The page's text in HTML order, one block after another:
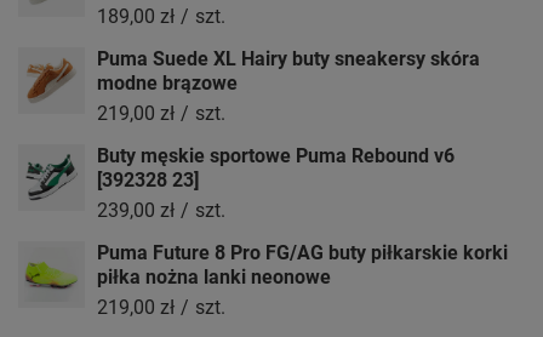
189,00 zł / szt.
Puma Suede XL Hairy buty sneakersy skóra
modne brązowe
219,00 zł / szt.
Buty męskie sportowe Puma Rebound v6
[392328 23]
239,00 zł / szt.
Puma Future 8 Pro FG/AG buty piłkarskie korki
piłka nożna lanki neonowe
219,00 zł / szt.